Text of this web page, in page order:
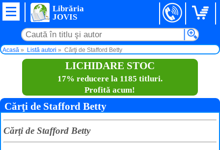
Librăria
JOVIS
Acasă Listă autori Cărţi de Stafford Betty
LICHIDARE STOC
17% reducere la 1185 titluri.
Profită acum!
Cărţi de Stafford Betty
Cărţi de Stafford Betty